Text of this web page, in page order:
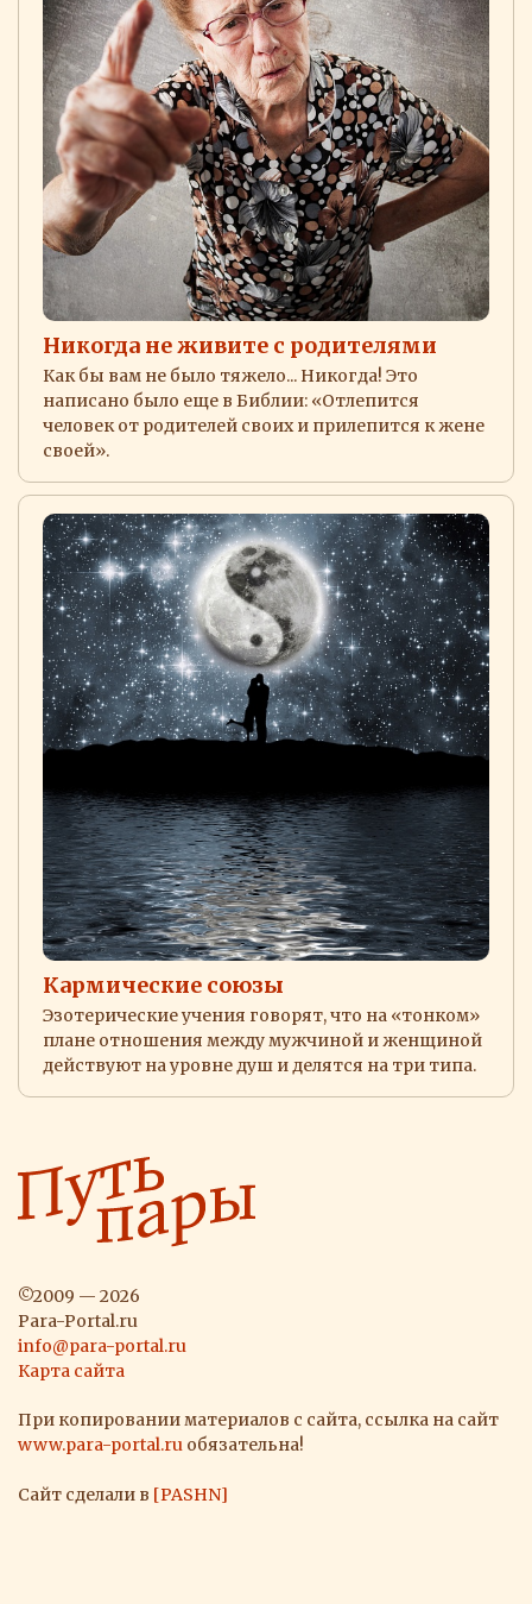
Никогда не живите с родителями
Как бы вам не было тяжело... Никогда! Это
написано было еще в Библии: «Отлепится
человек от родителей своих и прилепится к жене
своей».
Кармические союзы
Эзотерические учения говорят, что на «тонком»
плане отношения между мужчиной и женщиной
действуют на уровне душ и делятся на три типа.
©2009 — 2026
Para-Portal.ru
info@para-portal.ru
Карта сайта
При копировании материалов с сайта, ссылка на сайт
www.para-portal.ru обязательна!
Сайт сделали в [PASHN]